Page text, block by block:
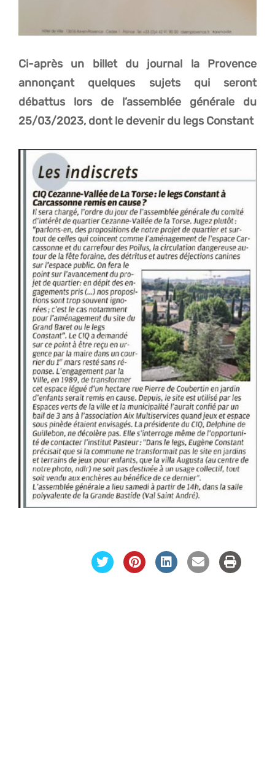
Ci-après un billet du journal la Provence
annonçant quelques sujets qui seront
débattus lors de l’assemblée générale du
25/03/2023, dont le devenir du legs Constant